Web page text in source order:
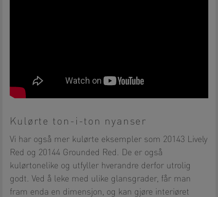
Kulørte ton-i-ton nyanser
Vi har også mer kulørte eksempler som 20143 Lively
Red og 20144 Grounded Red. De er også
kulørtonelike og utfyller hverandre derfor utrolig
godt. Ved å leke med ulike glansgrader, får man
fram enda en dimensjon, og kan gjøre interiøret